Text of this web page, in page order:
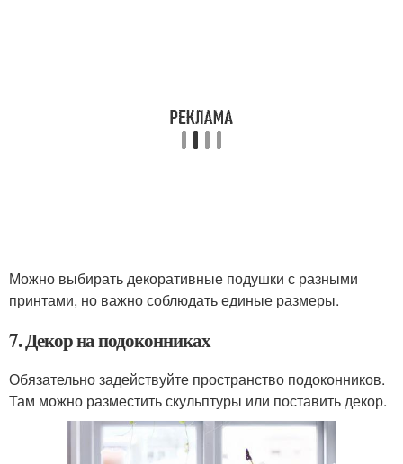
Можно выбирать декоративные подушки с разными
принтами, но важно соблюдать единые размеры.
7. Декор на подоконниках
Обязательно задействуйте пространство подоконников.
Там можно разместить скульптуры или поставить декор.